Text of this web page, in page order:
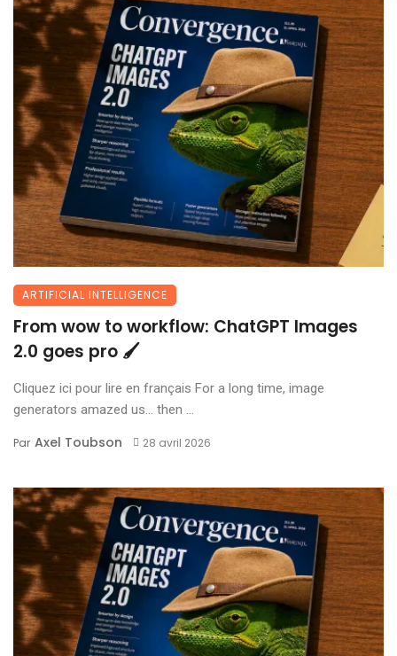
ARTIFICIAL INTELLIGENCE
From wow to workflow: ChatGPT Images
2.0 goes pro 🖌️
Cliquez ici pour lire en français For a long time, image
generators amazed us… then ...
Par Axel Toubson 28 avril 2026